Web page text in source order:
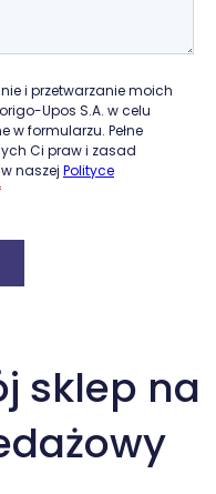
sklep na